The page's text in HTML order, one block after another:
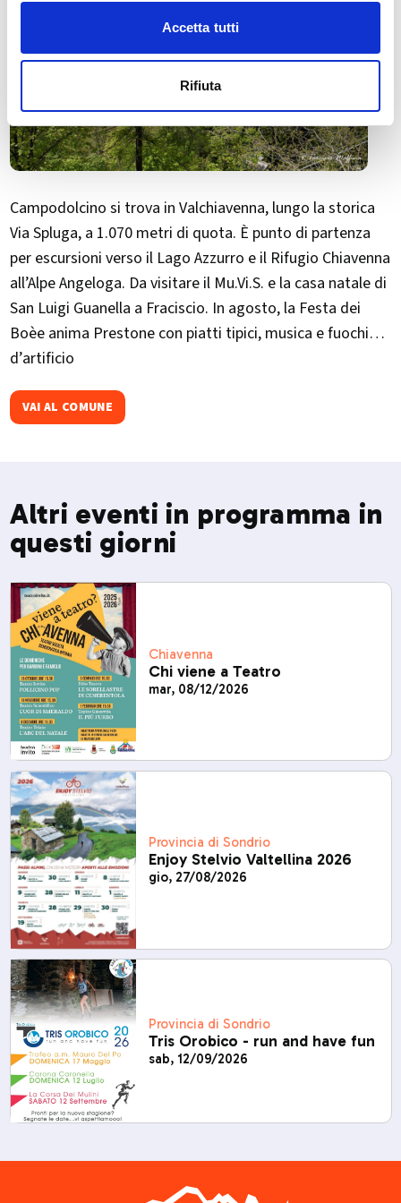
Accetta tutti
Rifiuta
Campodolcino si trova in Valchiavenna, lungo la storica
Via Spluga, a 1.070 metri di quota. È punto di partenza
per escursioni verso il Lago Azzurro e il Rifugio Chiavenna
all’Alpe Angeloga. Da visitare il Mu.Vi.S. e la casa natale di
San Luigi Guanella a Fraciscio. In agosto, la Festa dei
Boèe anima Prestone con piatti tipici, musica e fuochi
d’artificio
VAI AL COMUNE
Altri eventi in programma in
questi giorni
Chiavenna
Chi viene a Teatro
mar, 08/12/2026
Provincia di Sondrio
Enjoy Stelvio Valtellina 2026
gio, 27/08/2026
Provincia di Sondrio
Tris Orobico - run and have fun
sab, 12/09/2026